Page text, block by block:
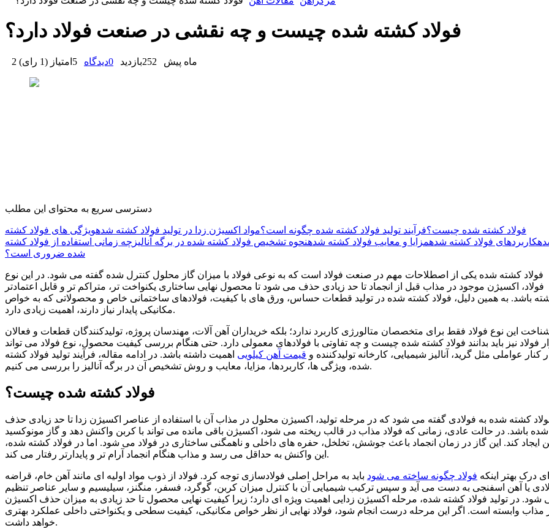
فولاد کشته شده چیست و چه نقشی در صنعت فولاد دارد؟
2 ماه پیش 252بازدید 0دیدگاه 5 امتیاز (1 رای )
دسترسی سریع به محتوای این مطلب
فولاد کشته شده چیست؟فرآیند تولید فولاد کشته شده چگونه است؟مواد اکسیژن زدا در تولید فولاد کشته شدهویژگی های فولاد کشته
کاربردهای فولاد کشته شدهمزایا و معایب فولاد کشته شدهنحوه تشخیص فولاد کشته شده در برگه آنالیز چه زمانی استفاده از فولاد کشته
شده ضروری است؟
فولاد کشته شده یکی از اصطلاحات مهم در صنعت فولاد است که به نوعی فولاد با میزان گاز محلول کنترل شده گفته می شود. در این نوع
فولاد، اکسیژن موجود در مذاب قبل از انجماد تا حد زیادی حذف می شود تا محصول نهایی ساختاری یکنواخت تر، متراکم تر و قابل اعتمادتر
باشد. به همین دلیل، فولاد کشته شده در تولید قطعات حساس، ورق های با کیفیت، فولادهای ساختمانی خاص و محصولاتی که به خواص
مکانیکی پایدار نیاز دارند، اهمیت زیادی دارد.
این نوع فولاد فقط برای متخصصان متالورژی کاربرد ندارد؛ بلکه خریداران آهن آلات، مهندسان پروژه، تولیدکنندگان قطعات و فعالان
فولاد نیز باید بدانند فولاد کشته شده چیست و چه تفاوتی با فولادهای معمولی دارد. حتی هنگام بررسی کیفیت محصول، نوع فولاد می تواند
کنار عواملی مثل گرید، آنالیز شیمیایی، کارخانه تولیدکننده و قیمت آهن کیلویی اهمیت داشته باشد. در ادامه مقاله، فرآیند تولید فولاد کشته
شده، ویژگی ها، کاربردها، مزایا، معایب و روش تشخیص آن در برگه آنالیز را بررسی می کنیم.
فولاد کشته شده چیست؟
کشته شده به فولادی گفته می شود که در مرحله تولید، اکسیژن محلول در مذاب آن با استفاده از عناصر اکسیژن زدا تا حد زیادی حذف
شده باشد. در حالت عادی، زمانی که فولاد مذاب در قالب ریخته می شود، اکسیژن باقی مانده می تواند با کربن واکنش دهد و گاز مونوکسید
ایجاد کند. این گاز در زمان انجماد باعث جوشش، تخلخل، حفره های داخلی و ناهمگنی ساختاری در فولاد می شود. اما در فولاد کشته شده،
این واکنش به حداقل می رسد و مذاب هنگام انجماد آرام تر و پایدارتر رفتار می کند.
درک بهتر اینکه فولاد چگونه ساخته می شود باید به مراحل اصلی فولادسازی توجه کرد. فولاد از ذوب مواد اولیه ای مانند آهن خام، قراضه
یا آهن اسفنجی به دست می آید و سپس ترکیب شیمیایی آن با کنترل میزان کربن، گوگرد، فسفر، منگنز، سیلیسیم و سایر عناصر تنظیم
شود. در تولید فولاد کشته شده، مرحله اکسیژن زدایی اهمیت ویژه ای دارد؛ زیرا کیفیت نهایی محصول تا حد زیادی به میزان حذف اکسیژن
مذاب وابسته است. اگر این مرحله درست انجام شود، فولاد نهایی از نظر خواص مکانیکی، کیفیت سطحی و یکنواختی داخلی عملکرد بهتری
خواهد داشت.